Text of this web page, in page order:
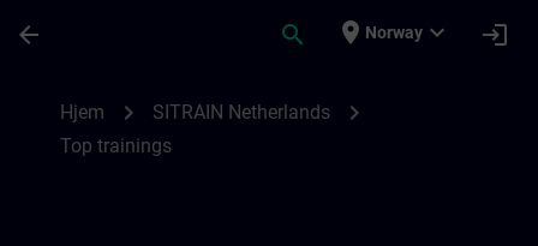
arrow_back search place Norway expand_more login
Hjem chevron_right SITRAIN Netherlands chevron_right
Top trainings